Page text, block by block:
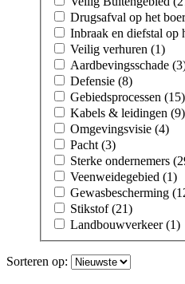
Veilig verhuren (1)
Defensie (8)
Gebiedsprocessen (15)
Kabels & leidingen (9)
Omgevingsvisie (4)
Pacht (3)
Sterke
Veenweidegebied (1)
Stikstof (21)
Landbouwverkeer (1)
Sorteren op: